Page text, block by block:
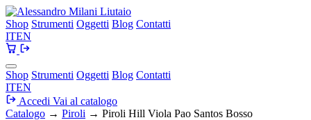
Shop Strumenti Oggetti Blog Contatti
ITEN
Shop Strumenti Oggetti Blog Contatti
ITEN
Accedi Vai al catalogo
Catalogo → Piroli → Piroli Hill Viola Pao Santos Bosso